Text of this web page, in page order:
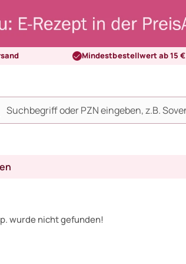
Mindestbestellwert ab 15 €
wurde nicht gefunden!